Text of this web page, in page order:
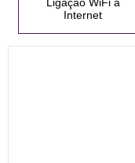
Internet